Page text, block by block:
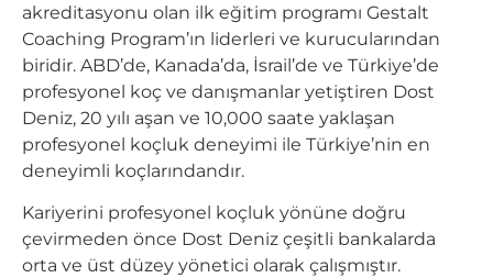
akreditasyonu olan ilk eğitim programı Gestalt
Coaching Program’ın liderleri ve kurucularından
biridir. ABD’de, Kanada’da, İsrail’de ve Türkiye’de
profesyonel koç ve danışmanlar yetiştiren Dost
Deniz, 20 yılı aşan ve 10,000 saate yaklaşan
profesyonel koçluk deneyimi ile Türkiye’nin en
deneyimli koçlarındandır.
Kariyerini profesyonel koçluk yönüne doğru
çevirmeden önce Dost Deniz çeşitli bankalarda
orta ve üst düzey yönetici olarak çalışmıştır.